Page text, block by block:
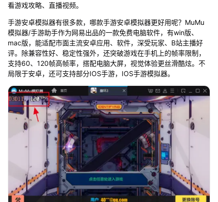
看游戏攻略、直播视频。
手游安卓模拟器有很多款，哪款手游安卓模拟器更好用呢？MuMu
模拟器/手游助手作为网易出品的一款免费电脑软件，有win版、
mac版，能适配市面主流安卓应用、软件，深受玩家、B站主播好
评。除兼容性好、稳定性强外，还突破游戏在手机上的帧率限制，
支持60、120帧高帧率，搭配电脑大屏，视觉体验更丝滑酷炫。不
局限于安卓，还可支持部分IOS手游，IOS手游模拟器。